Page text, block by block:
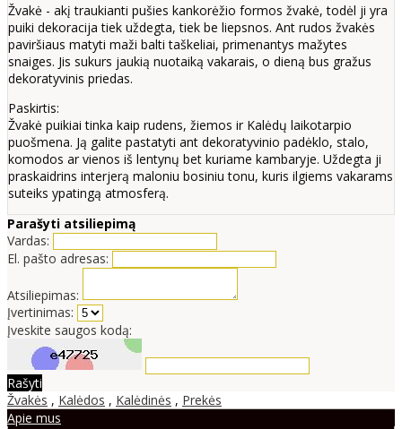
Žvakė - akį traukianti pušies kankorėžio formos žvakė, todėl ji yra
puiki dekoracija tiek uždegta, tiek be liepsnos. Ant rudos žvakės
paviršiaus matyti maži balti taškeliai, primenantys mažytes
snaiges. Jis sukurs jaukią nuotaiką vakarais, o dieną bus gražus
dekoratyvinis priedas.
Paskirtis:
Žvakė puikiai tinka kaip rudens, žiemos ir Kalėdų laikotarpio
puošmena. Ją galite pastatyti ant dekoratyvinio padėklo, stalo,
komodos ar vienos iš lentynų bet kuriame kambaryje. Uždegta ji
praskaidrins interjerą maloniu bosiniu tonu, kuris ilgiems vakarams
suteiks ypatingą atmosferą.
Parašyti atsiliepimą
Vardas:
El. pašto adresas:
Atsiliepimas:
Įvertinimas:
Įveskite saugos kodą:
Rašyti
Žvakės , Kalėdos , Kalėdinės , Prekės
Apie mus